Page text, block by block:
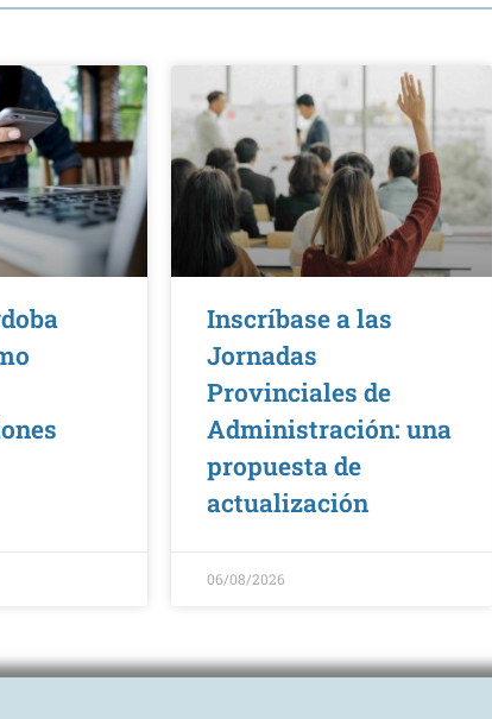
Inscríbase a las
Jornadas
Provinciales de
Administración: una
propuesta de
actualización
06/08/2026